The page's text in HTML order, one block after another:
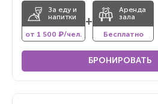
За еду и
напитки
от 1 500 ₽/чел.
+
Аренда
зала
Бесплатно
БРОНИРОВАТЬ